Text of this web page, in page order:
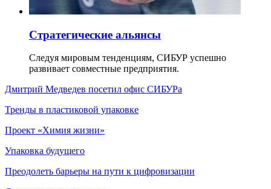
Стратегические альянсы
Следуя мировым тенденциям, СИБУР успешно
развивает совместные предприятия.
Дмитрий Медведев посетил офис СИБУРа
Тренды в пластиковой упаковке
Проект «Химия жизни»
Упаковка будущего
Преодолеть барьеры на пути к цифровизации